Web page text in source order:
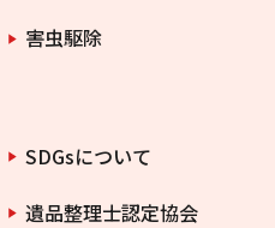
害虫駆除
SDGsについて
遺品整理士認定協会